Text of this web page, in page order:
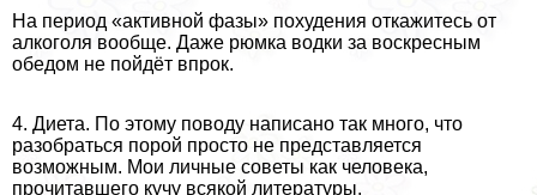
На период «активной фазы» похудения откажитесь от
алкоголя вообще. Даже рюмка водки за воскресным
обедом не пойдёт впрок.
4. Диета. По этому поводу написано так много, что
разобраться порой просто не представляется
возможным. Мои личные советы как человека,
прочитавшего кучу всякой литературы.